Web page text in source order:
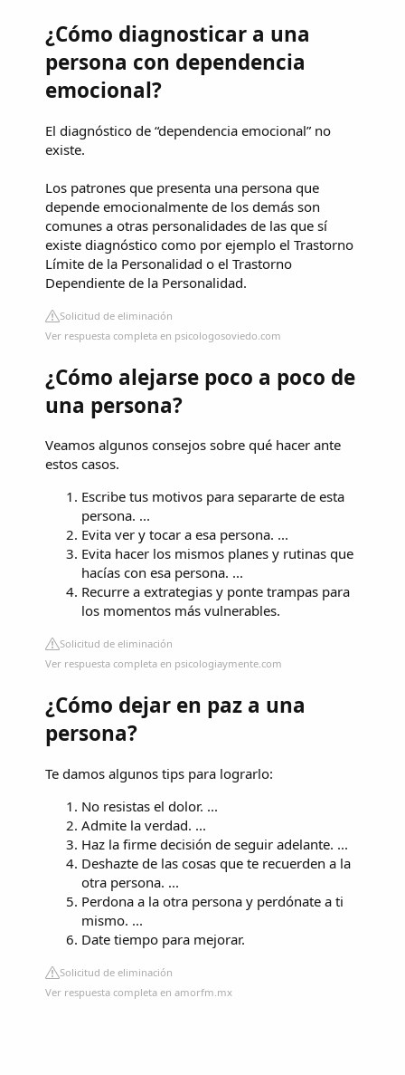
¿Cómo diagnosticar a una
persona con dependencia
emocional?
El diagnóstico de “dependencia emocional” no
existe.
Los patrones que presenta una persona que
depende emocionalmente de los demás son
comunes a otras personalidades de las que sí
existe diagnóstico como por ejemplo el Trastorno
Límite de la Personalidad o el Trastorno
Dependiente de la Personalidad.
Solicitud de eliminación
Ver respuesta completa en psicologosoviedo.com
¿Cómo alejarse poco a poco de
una persona?
Veamos algunos consejos sobre qué hacer ante
estos casos.
Escribe tus motivos para separarte de esta
persona. ...
Evita ver y tocar a esa persona. ...
Evita hacer los mismos planes y rutinas que
hacías con esa persona. ...
Recurre a extrategias y ponte trampas para
los momentos más vulnerables.
Solicitud de eliminación
Ver respuesta completa en psicologiaymente.com
¿Cómo dejar en paz a una
persona?
Te damos algunos tips para lograrlo:
No resistas el dolor. ...
Admite la verdad. ...
Haz la firme decisión de seguir adelante. ...
Deshazte de las cosas que te recuerden a la
otra persona. ...
Perdona a la otra persona y perdónate a ti
mismo. ...
Date tiempo para mejorar.
Solicitud de eliminación
Ver respuesta completa en amorfm.mx